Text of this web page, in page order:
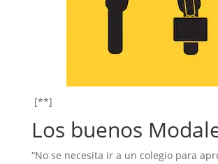
[**]
Los buenos
“No se necesita ir a un colegio para